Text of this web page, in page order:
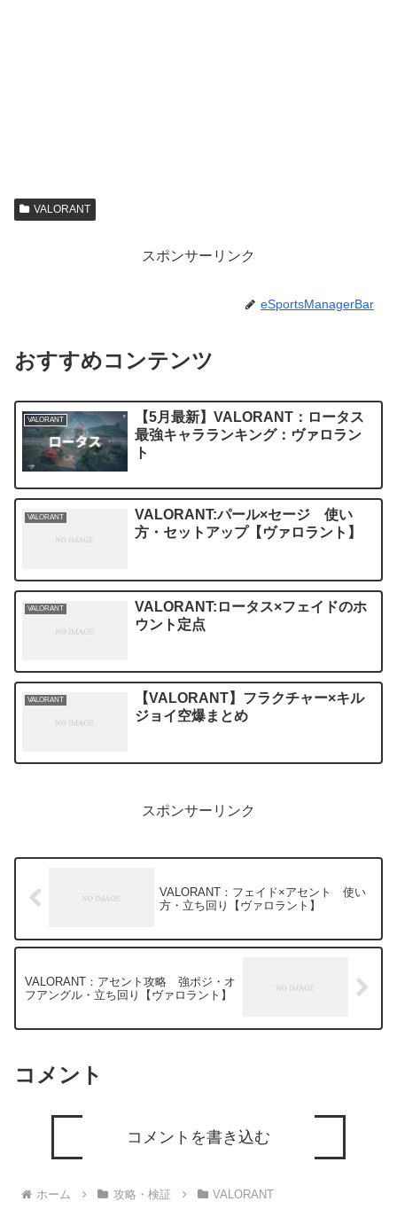
VALORANT
スポンサーリンク
eSportsManagerBar
おすすめコンテンツ
VALORANT
【5月最新】VALORANT：ロータス
最強キャラランキング：ヴァロラン
ト
VALORANT
VALORANT:パール×セージ 使い
方・セットアップ【ヴァロラント】
VALORANT
VALORANT:ロータス×フェイドのホ
ウント定点
VALORANT
【VALORANT】フラクチャー×キル
ジョイ空爆まとめ
スポンサーリンク
VALORANT：フェイド×アセント 使い
方・立ち回り【ヴァロラント】
VALORANT：アセント攻略 強ポジ・オ
フアングル・立ち回り【ヴァロラント】
コメント
コメントを書き込む
ホーム 攻略・検証 VALORANT